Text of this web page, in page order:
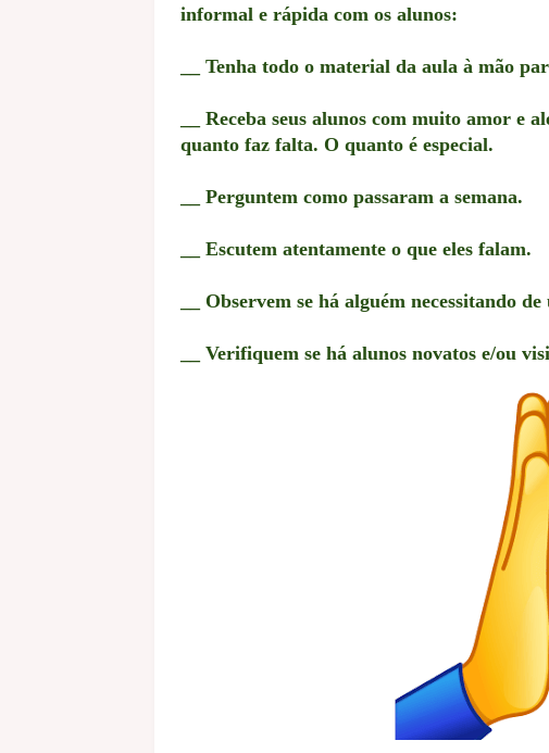
informal e rápida com os alunos:
__ Tenha todo o material da aula à mão
__ Receba seus alunos com muito amor e
quanto faz falta. O quanto é especial.
__ Perguntem como passaram a semana.
__ Escutem atentamente o que eles falam.
__ Observem se há alguém necessitando
__ Verifiquem se há alunos novatos e/ou